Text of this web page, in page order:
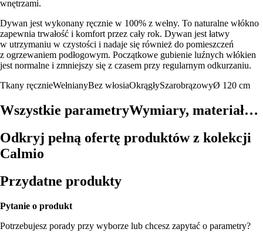
wnętrzami.
Dywan jest wykonany ręcznie w 100% z wełny. To naturalne włókno
zapewnia trwałość i komfort przez cały rok. Dywan jest łatwy
w utrzymaniu w czystości i nadaje się również do pomieszczeń
z ogrzewaniem podłogowym. Początkowe gubienie luźnych włókien
jest normalne i zmniejszy się z czasem przy regularnym odkurzaniu.
Tkany ręcznieWełnianyBez włosiaOkrągłySzarobrązowyØ 120 cm
Wszystkie parametryWymiary, materiał…
Odkryj pełną ofertę produktów z kolekcji
Calmio
Przydatne produkty
Pytanie o produkt
Potrzebujesz porady przy wyborze lub chcesz zapytać o parametry?